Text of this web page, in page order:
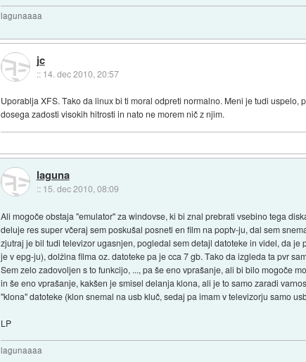
lagunaaaa
jc
:: 14. dec 2010, 20:57
Uporablja XFS. Tako da linux bi ti moral odpreti normalno. Meni je tudi
dosega zadosti visokih hitrosti in nato ne morem nič z njim.
laguna
:: 15. dec 2010, 08:09
Ali mogoče obstaja "emulator" za windovse, ki bi znal prebrati vsebino tega
deluje res super včeraj sem poskušal posneti en film na poptv-ju, dal sem
zjutraj je bil tudi televizor ugasnjen, pogledal sem detajl datoteke in videl, da
je v epg-ju), dolžina filma oz. datoteke pa je cca 7 gb. Tako da izgleda ta pvr
Sem zelo zadovoljen s to funkcijo, ..., pa še eno vprašanje, ali bi bilo mogoče
in še eno vprašanje, kakšen je smisel delanja klona, ali je to samo zaradi
"klona" datoteke (klon snemal na usb kluč, sedaj pa imam v televizorju samo
LP
lagunaaaa